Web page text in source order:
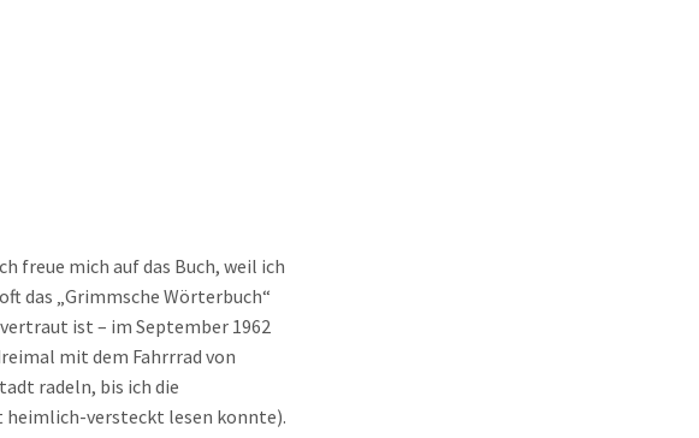
freue mich auf das Buch, weil ich
das „Grimmsche Wörterbuch“
ist – im September 1962
mit dem Fahrrrad von
radeln, bis ich die
versteckt lesen konnte).